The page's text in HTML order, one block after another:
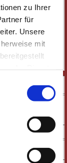
zu Ihrer
für
Unsere
mit